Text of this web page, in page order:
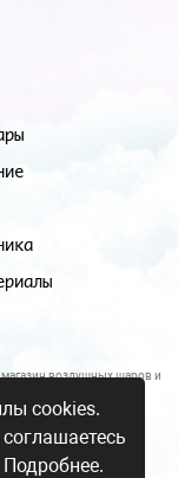
воздушных шаров и
публичной офертой.
cookies.
Подробнее.